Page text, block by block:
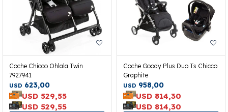
Coche Chicco Ohlala Twin
7927941
USD 623,00
USD 529,55
USD 529,55
Coche Goody Plus Duo Ts Chicco
Graphite
USD 958,00
USD 814,30
USD 814,30